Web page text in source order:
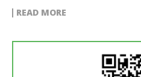
READ MORE